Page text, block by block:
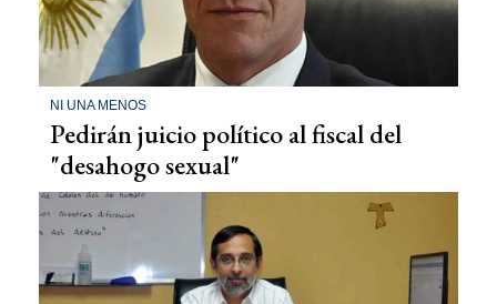
NI UNA MENOS
Pedirán juicio político al fiscal del
"desahogo sexual"